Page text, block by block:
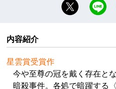
内容紹介
星雲賞受賞作
今や至尊の冠を戴く存在と
暗殺事件。各処で暗躍する